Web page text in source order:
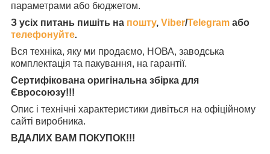
параметрами або бюджетом.
З усіх питань пишіть на пошту, Viber/Telegram або
телефонуйте.
Вся техніка, яку ми продаємо, НОВА, заводська
комплектація та пакування, на гарантії.
Сертифікована оригінальна збірка для
Євросоюзу!!!
Опис і технічні характеристики дивіться на офіційному
сайті виробника.
ВДАЛИХ ВАМ ПОКУПОК!!!